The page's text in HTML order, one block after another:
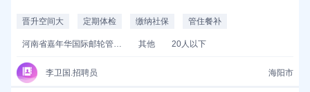
晋升空间大 定期体检 缴纳社保 管住餐补
河南省嘉年华国际邮轮管理服务有限公司 其他 20人以下
李卫国.招聘员 海阳市